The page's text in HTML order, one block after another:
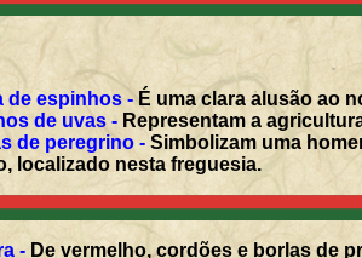
de espinhos - É uma clara alusão ao
de uvas - Representam a
de peregrino - Simbolizam uma
localizado nesta freguesia.
- De vermelho, cordões e borlas de